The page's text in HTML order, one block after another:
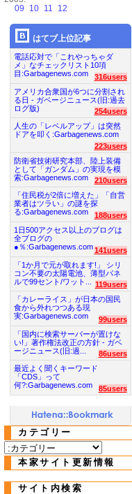
09
10 11 12
はてブ上位記事
電話応対で「これやっちゃダ
メ」なチェックリスト10項
目:Garbagenews.com
316users
アメリカ合衆国が6つに分割され
る日 - ガベージニュース(旧:過去
ログ版)
254users
人生の「レベルアップ」は突然
ドアを叩く:Garbagenews.com
223users
防衛省技術研究本部、陸上装備
として「ガンダム」の実現を模
索:Garbagenews.com
210users
「住民税が2倍に増えた」「自営
業者はツラい」の謎を探
る:Garbagenews.com
188users
1日500アクセス以上のブログは
全ブログの
●％:Garbagenews.com 141users
「1か月で元が取れます!」 シリ
コン不要の太陽電池、薄型パネ
ルで99セント/ワット...
119users
「カレーライス」が日本の国民
食から外れつつある現
実:Garbagenews.com
99users
「国内に検索サーバーが置けな
い!」著作権法改正の方針 - ガベ
ージニュース(旧:過...
86users
最近よく聞くキーワード
「CDS」って
何?:Garbagenews.com
85users
カテゴリー
本家サイト更新情報
サイト内検索